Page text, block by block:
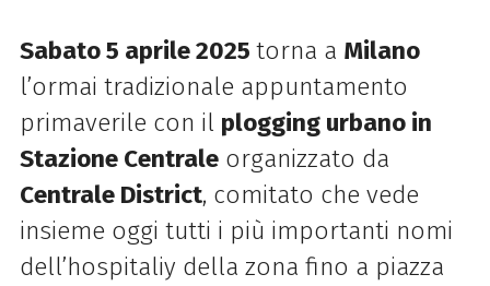
Sabato 5 aprile 2025 torna a Milano
l’ormai tradizionale appuntamento
primaverile con il plogging urbano in
Stazione Centraleorganizzato da
Centrale District, comitato che vede
insieme oggi tutti i più importanti nomi
dell’hospitaliy della zona fino a piazza